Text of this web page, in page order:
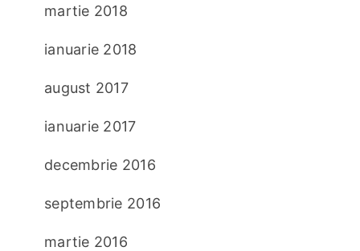
martie 2018
ianuarie 2018
august 2017
ianuarie 2017
decembrie 2016
septembrie 2016
martie 2016